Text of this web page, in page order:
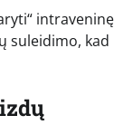
intraveninę
suleidimo, kad